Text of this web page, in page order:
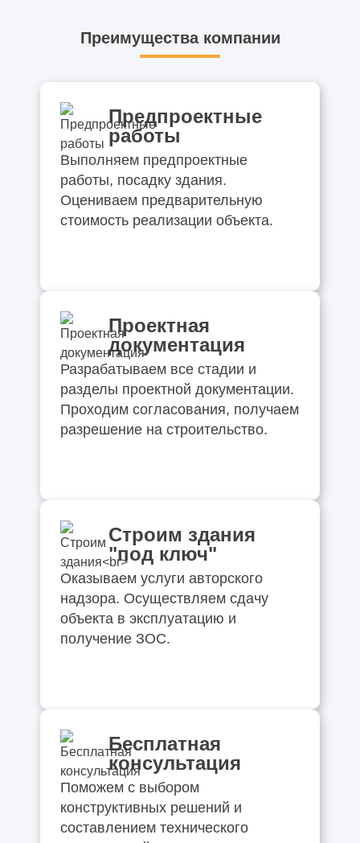
Преимущества компании
Предпроектные
работы
Выполняем предпроектные
работы, посадку здания.
Оцениваем предварительную
стоимость реализации объекта.
Проектная
документация
Разрабатываем все стадии и
разделы проектной документации.
Проходим согласования, получаем
разрешение на строительство.
Строим здания
"под ключ"
Оказываем услуги авторского
надзора. Осуществляем сдачу
объекта в эксплуатацию и
получение ЗОС.
Бесплатная
консультация
Поможем с выбором
конструктивных решений и
составлением технического